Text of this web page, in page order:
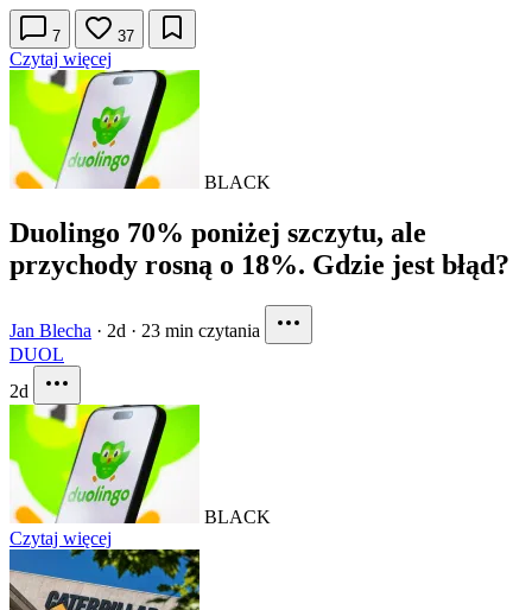
7 37
Czytaj więcej
BLACK
Duolingo 70% poniżej szczytu, ale
przychody rosną o 18%. Gdzie jest błąd?
Jan Blecha · 2d · 23 min czytania
DUOL
2d
BLACK
Czytaj więcej